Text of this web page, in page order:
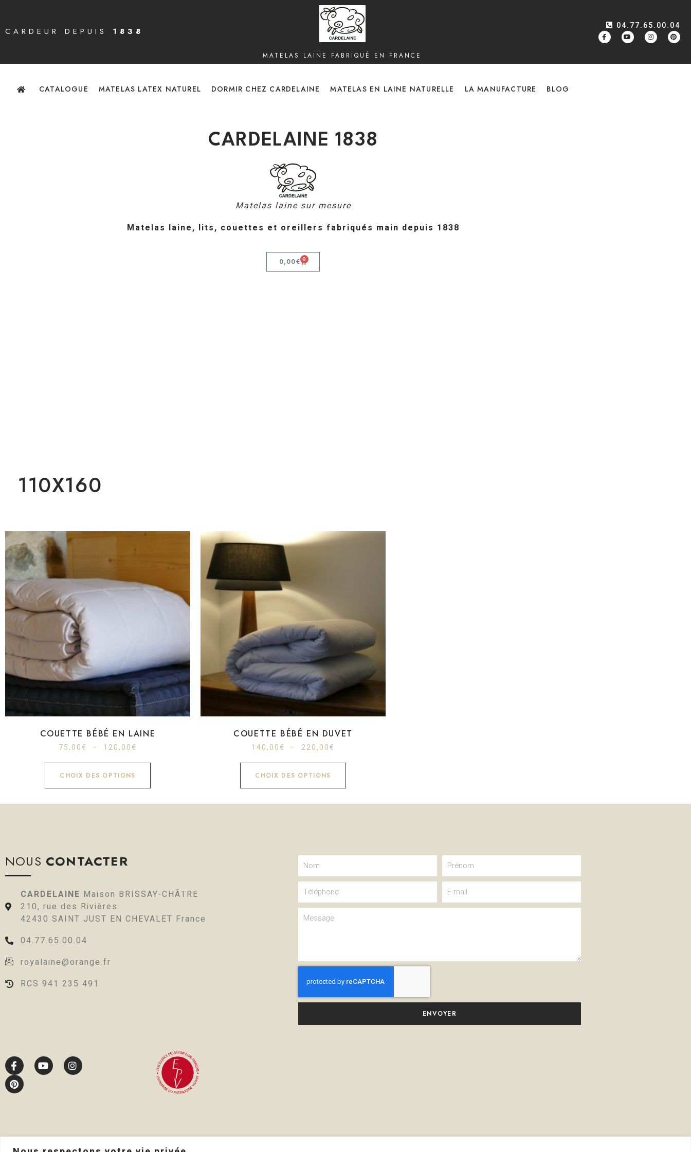
CARDEUR DEPUIS 1838
MATELAS LAINE FABRIQUÉ EN FRANCE
04.77.65.00.04
CATALOGUE MATELAS LATEX NATUREL DORMIR CHEZ CARDELAINE MATELAS EN LAINE NATURELLE LA MANUFACTURE BLOG
CARDELAINE 1838
Matelas laine sur mesure
Matelas laine, lits, couettes et oreillers fabriqués main depuis 1838
0,00€ 0
110X160
COUETTE BÉBÉ EN LAINE
75,00€ – 120,00€
CHOIX DES OPTIONS
COUETTE BÉBÉ EN DUVET
140,00€ – 220,00€
CHOIX DES OPTIONS
NOUS CONTACTER
CARDELAINE Maison BRISSAY-CHÂTRE
210, rue des Rivières
42430 SAINT JUST EN CHEVALET France
04.77.65.00.04
royalaine@orange.fr
RCS 941 235 491
ENVOYER